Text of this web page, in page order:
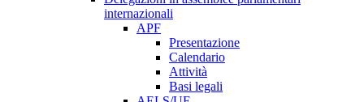
internazionali
APF
Presentazione
Calendario
Attività
Basi legali